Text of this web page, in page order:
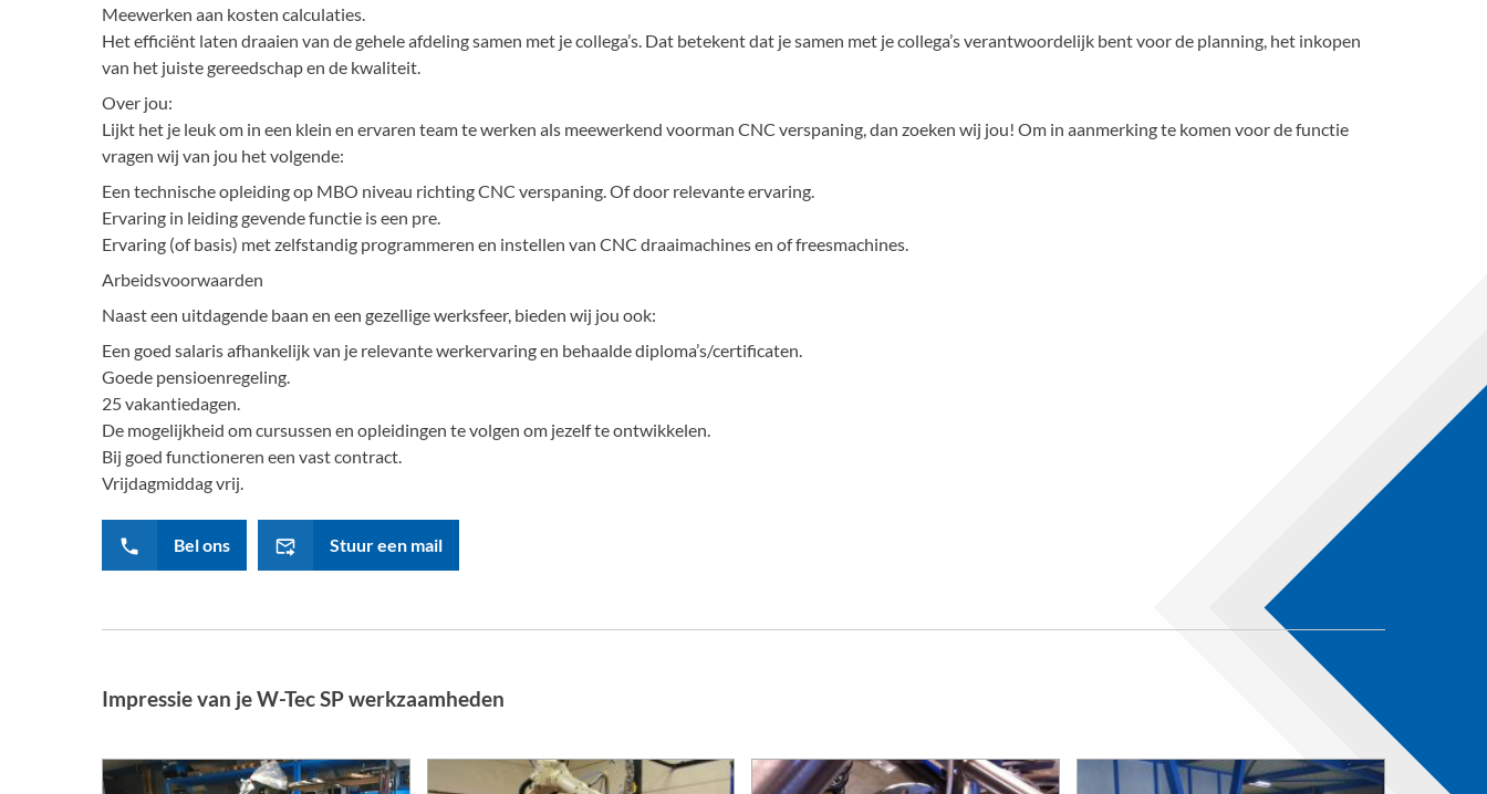
Meewerken aan kosten calculaties.
Het efficiënt laten draaien van de gehele afdeling samen met je collega’s. Dat betekent dat je samen met je collega’s verantwoordelijk bent voor de planning, het inkopen
van het juiste gereedschap en de kwaliteit.
Over jou:
Lijkt het je leuk om in een klein en ervaren team te werken als meewerkend voorman CNC verspaning, dan zoeken wij jou! Om in aanmerking te komen voor de functie
vragen wij van jou het volgende:
Een technische opleiding op MBO niveau richting CNC verspaning. Of door relevante ervaring.
Ervaring in leiding gevende functie is een pre.
Ervaring (of basis) met zelfstandig programmeren en instellen van CNC draaimachines en of freesmachines.
Arbeidsvoorwaarden
Naast een uitdagende baan en een gezellige werksfeer, bieden wij jou ook:
Een goed salaris afhankelijk van je relevante werkervaring en behaalde diploma’s/certificaten.
Goede pensioenregeling.
25 vakantiedagen.
De mogelijkheid om cursussen en opleidingen te volgen om jezelf te ontwikkelen.
Bij goed functioneren een vast contract.
Vrijdagmiddag vrij.
Bel ons Stuur een mail
Impressie van je W-Tec SP werkzaamheden